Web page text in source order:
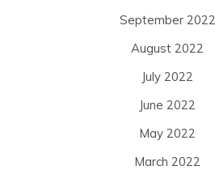
September 2022
August 2022
July 2022
June 2022
May 2022
March 2022